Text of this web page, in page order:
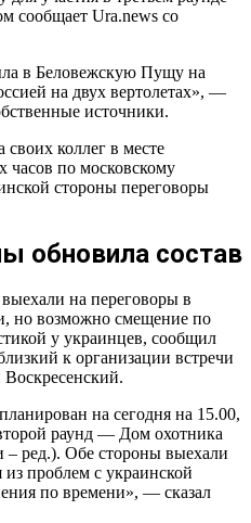
новости 7 марта 2022: раскрыты
третьего раунда
организации мероприятия:
7 марта в 15:00 (в Беловежской
на переговорах с
новости 7 марта
делегаций
российская сторона с
переговоров и надеется,
сегодня, 7 марта 2022. Мнение
новая Украина, последние
мировой экономики.
сообщает Ura.news со
в Беловежскую Пущу на
на двух вертолетах», —
источники.
своих коллег в месте
часов по московскому
стороны переговоры
обновила состав
на переговоры в
но возможно смещение по
у украинцев, сообщил
к организации встречи
на сегодня на 15.00,
раунд — Дом охотника
– ред.). Обе стороны выехали
проблем с украинской
по времени», — сказал